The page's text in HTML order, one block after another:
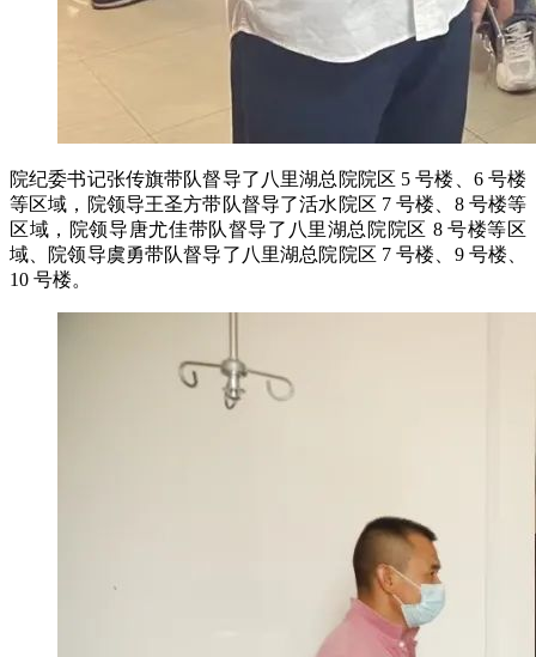
院纪委书记张传旗带队督导了八里湖总院院区 5 号楼、6 号楼
等区域，院领导王圣方带队督导了活水院区 7 号楼、8 号楼等
区域，院领导唐尤佳带队督导了八里湖总院院区 8 号楼等区
域、院领导虞勇带队督导了八里湖总院院区 7 号楼、9 号楼、
10 号楼。